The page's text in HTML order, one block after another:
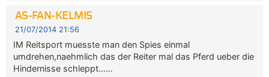
AS-FAN-KELMIS
21/07/2014 21:56
IM Reitsport muesste man den Spies einmal
umdrehen,naehmlich das der Reiter mal das Pferd ueber die
Hindernisse schleppt……